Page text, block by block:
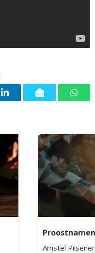
Proostnamen
Amstel Pilsener